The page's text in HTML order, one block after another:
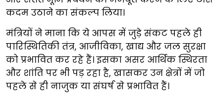
कदम उठाने का संकल्प लिया।
मंत्रियों ने माना कि ये आपस में जुड़े संकट पहले ही
पारिस्थितिकी तंत्र, आजीविका, खाद्य और जल सुरक्षा
को प्रभावित कर रहे हैं। इसका असर आर्थिक स्थिरता
और शांति पर भी पड़ रहा है, खासकर उन क्षेत्रों में जो
पहले से ही नाजुक या संघर्ष से प्रभावित हैं।